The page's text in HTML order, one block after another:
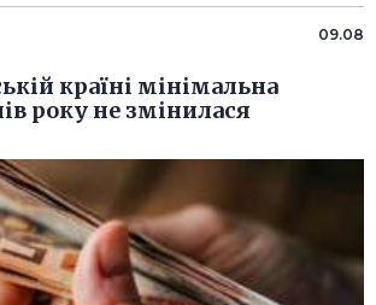
09.08
країні мінімальна
року не змінилася